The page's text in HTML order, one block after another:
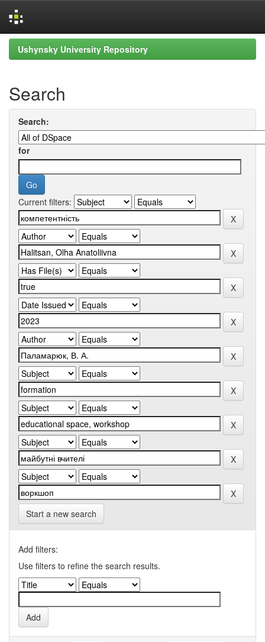
Skip
navigation
Ushynsky University Repository
Search
Search:
for
Current filters:
Start a new search
Add filters:
Use filters to refine the search results.